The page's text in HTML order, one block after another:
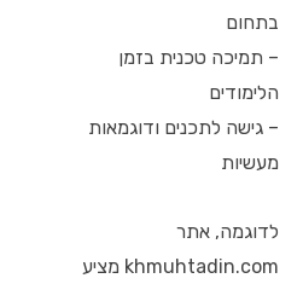
בתחום
– תמיכה טכנית בזמן
הלימודים
– גישה לתכנים ודוגמאות
מעשיות
לדוגמה, אתר
khmuhtadin.com מציע